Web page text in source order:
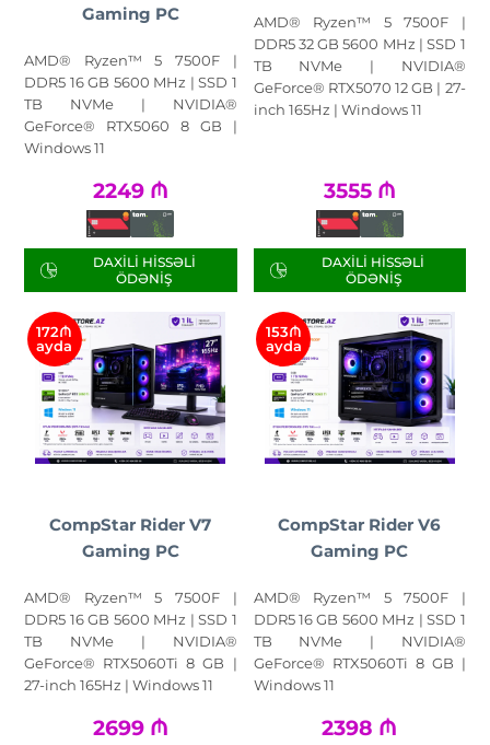
Gaming PC
AMD® Ryzen™ 5 7500F |
DDR5 16 GB 5600 MHz | SSD 1
TB NVMe | NVIDIA®
GeForce® RTX5060 8 GB |
Windows 11
2249 ₼
DAXILI HISSƏLI
ÖDƏNIŞ
AMD® Ryzen™ 5 7500F |
DDR5 32 GB 5600 MHz | SSD 1
TB NVMe | NVIDIA®
GeForce® RTX5070 12 GB | 27-
inch 165Hz | Windows 11
3555 ₼
DAXILI HISSƏLI
ÖDƏNIŞ
172₼
ayda
CompStar Rider V7
Gaming PC
AMD® Ryzen™ 5 7500F |
DDR5 16 GB 5600 MHz | SSD 1
TB NVMe | NVIDIA®
GeForce® RTX5060Ti 8 GB |
27-inch 165Hz | Windows 11
2699 ₼
153₼
ayda
CompStar Rider V6
Gaming PC
AMD® Ryzen™ 5 7500F |
DDR5 16 GB 5600 MHz | SSD 1
TB NVMe | NVIDIA®
GeForce® RTX5060Ti 8 GB |
Windows 11
2398 ₼